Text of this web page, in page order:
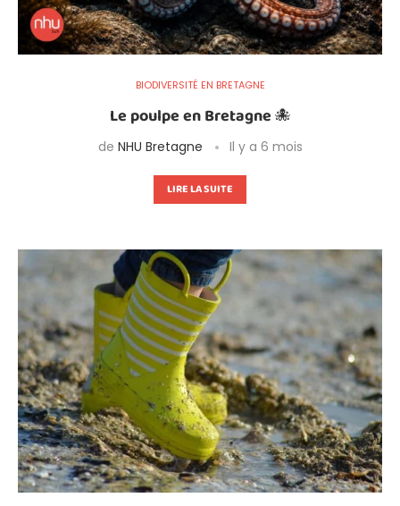
BIODIVERSITÉ EN BRETAGNE
Le poulpe en Bretagne 🐙
de NHU Bretagne Il y a 6 mois
LIRE LA SUITE